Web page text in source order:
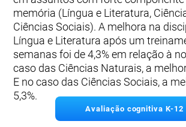
memória (Língua e Literatura,
Ciências Sociais). A melhora na
Língua e Literatura após um
semanas foi de 4,3% em relação à
caso das Ciências Naturais, a
E no caso das Ciências Sociais, a
5,3%.
Avaliação cognitiva K-12